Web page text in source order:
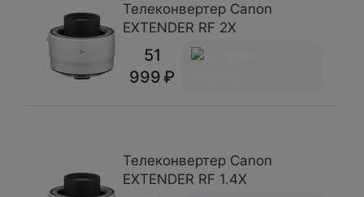
Телеконвертер Canon
EXTENDER RF 2X
51
999
Телеконвертер Canon
EXTENDER RF 1.4X